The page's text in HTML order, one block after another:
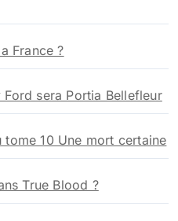
France ?
sera Portia Bellefleur
10 Une mort certaine
True Blood ?